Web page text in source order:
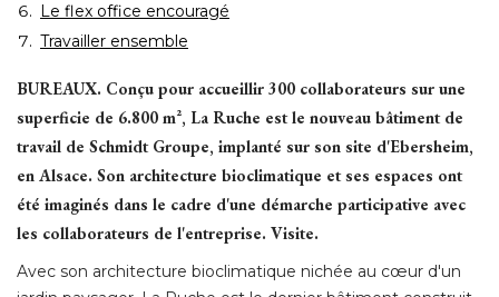
Le flex office encouragé
Travailler ensemble
BUREAUX. Conçu pour accueillir 300 collaborateurs sur une
superficie de 6.800 m², La Ruche est le nouveau bâtiment de
travail de Schmidt Groupe, implanté sur son site d'Ebersheim,
en Alsace. Son architecture bioclimatique et ses espaces ont
été imaginés dans le cadre d'une démarche participative avec
les collaborateurs de l'entreprise. Visite.
Avec son architecture bioclimatique nichée au cœur d'un